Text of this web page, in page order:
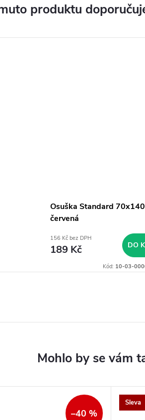
produktu
Osuška Standard
červená
156 Kč bez DPH
189 Kč DO
Kód: 10-03-
–40 %
Sleva